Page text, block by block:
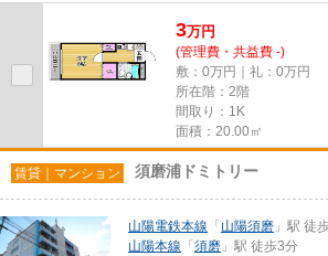
3万円
(管理費・共益費 -)
敷：0万円｜礼：0万円
所在階：2階
間取り：1K
面積：20.00㎡
賃貸｜マンション 須磨浦ドミトリー
山陽電鉄本線 「 山陽須磨 」駅 徒
山陽本線 「 須磨 」駅 徒歩3分